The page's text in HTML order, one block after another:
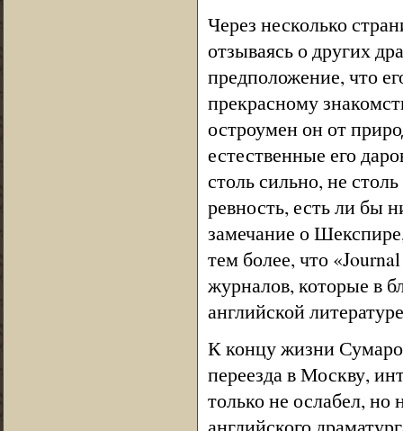
Через несколько
отзываясь о других
предположение, что
прекрасному
остроумен он от
естественные его
столь сильно, не
ревность, есть ли бы
замечание о
тем более, что
журналов, которые в
английской
К концу жизни
переезда в Москву,
только не ослабел,